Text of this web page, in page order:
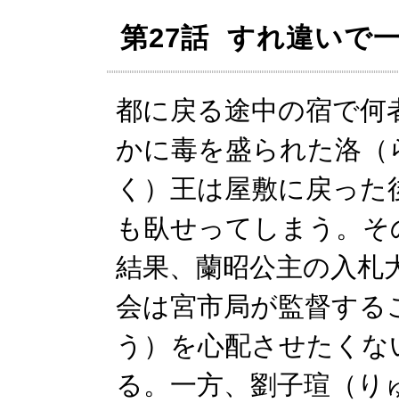
第27話 すれ違いで
都に戻る途中の宿で何
かに毒を盛られた洛（
く）王は屋敷に戻った
も臥せってしまう。そ
結果、蘭昭公主の入札
会は宮市局が監督す
う）を心配させたく
る。一方、劉子瑄（